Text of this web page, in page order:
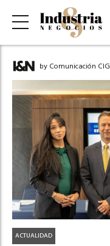
by Comunicación CIG
ACTUALIDAD